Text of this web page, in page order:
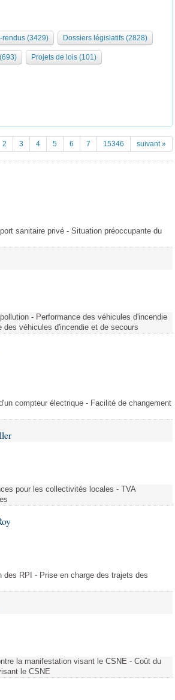
rendus (3429) Dossiers législatifs (2828)
Projets de lois (101)
2 3 4 5 6 7 15346 suivant »
sanitaire privé - Situation préoccupante du
- Performance des véhicules d'incendie
véhicules d'incendie et de secours
compteur électrique - Facilité de changement
pour les collectivités locales - TVA
RPI - Prise en charge des trajets des
la manifestation visant le CSNE - Coût du
le CSNE